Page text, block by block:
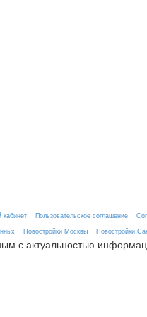
кабинет Пользовательское соглашение
Новостройки Москвы Новостройки
с актуальностью